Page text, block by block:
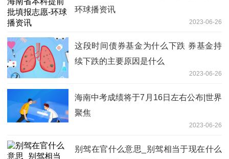
环球播资讯
2023-06-26
这段时间债券基金为什么下跌 券基金持
续下跌的主要原因是什么
2023-06-26
海南中考成绩将于7月16日左右公布|世界
聚焦
2023-06-26
别驾在官什么意思_别驾相当于现在什么